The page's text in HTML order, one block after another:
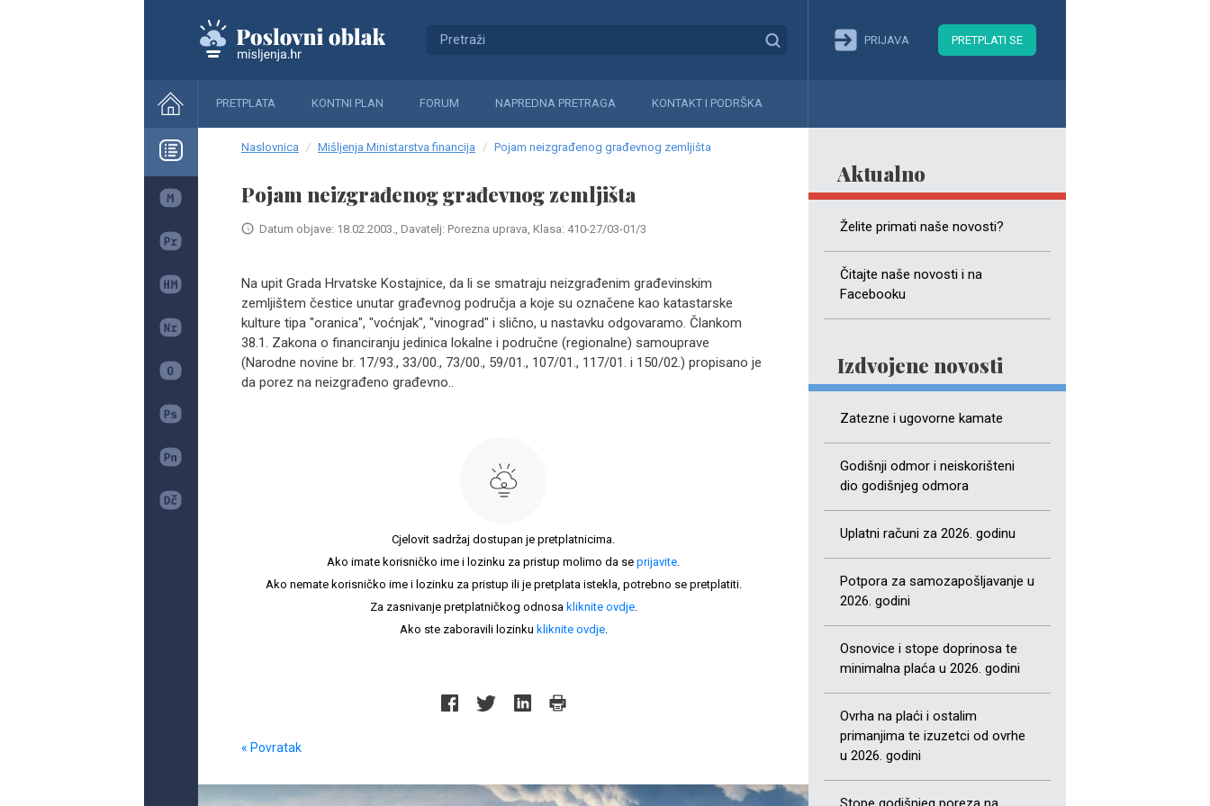
PRIJAVA PRETPLATI SE
PRETPLATA KONTNI PLAN FORUM NAPREDNA PRETRAGA KONTAKT I PODRŠKA
Aktualno
Želite primati naše novosti?
Čitajte naše novosti i na
Facebooku
Izdvojene novosti
Zatezne i ugovorne kamate
Godišnji odmor i neiskorišteni
dio godišnjeg odmora
Uplatni računi za 2026. godinu
Potpora za samozapošljavanje u
2026. godini
Osnovice i stope doprinosa te
minimalna plaća u 2026. godini
Ovrha na plaći i ostalim
primanjima te izuzetci od ovrhe
u 2026. godini
Naslovnica Mišljenja Ministarstva financija Pojam neizgrađenog građevnog zemljišta
Pojam neizgrađenog građevnog zemljišta
Datum objave: 18.02.2003., Davatelj: Porezna uprava, Klasa: 410-27/03-01/3
Na upit Grada Hrvatske Kostajnice, da li se smatraju neizgrađenim građevinskim
zemljištem čestice unutar građevnog područja a koje su označene kao katastarske
kulture tipa "oranica", "voćnjak", "vinograd" i slično, u nastavku odgovaramo. Člankom
38.1. Zakona o financiranju jedinica lokalne i područne (regionalne) samouprave
(Narodne novine br. 17/93., 33/00., 73/00., 59/01., 107/01., 117/01. i 150/02.) propisano je
da porez na neizgrađeno građevno..
Cjelovit sadržaj dostupan je pretplatnicima.
Ako imate korisničko ime i lozinku za pristup molimo da se prijavite.
Ako nemate korisničko ime i lozinku za pristup ili je pretplata istekla, potrebno se pretplatiti.
Za zasnivanje pretplatničkog odnosa kliknite ovdje.
Ako ste zaboravili lozinku kliknite ovdje.
« Povratak